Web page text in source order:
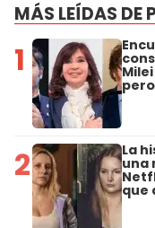
MÁS LEÍDAS DE
1
2 La
una
que